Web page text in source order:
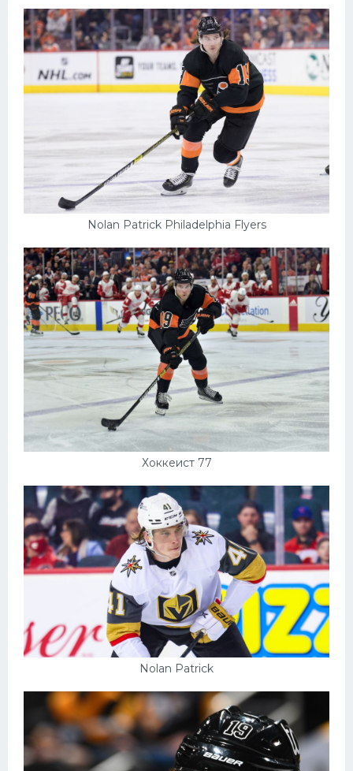
Nolan Patrick Philadelphia Flyers
Хоккеист 77
Nolan Patrick